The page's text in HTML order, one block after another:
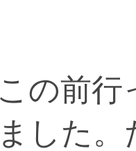
の前行
した